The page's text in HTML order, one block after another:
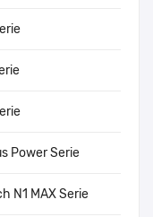
Power Serie
N1 MAX Serie